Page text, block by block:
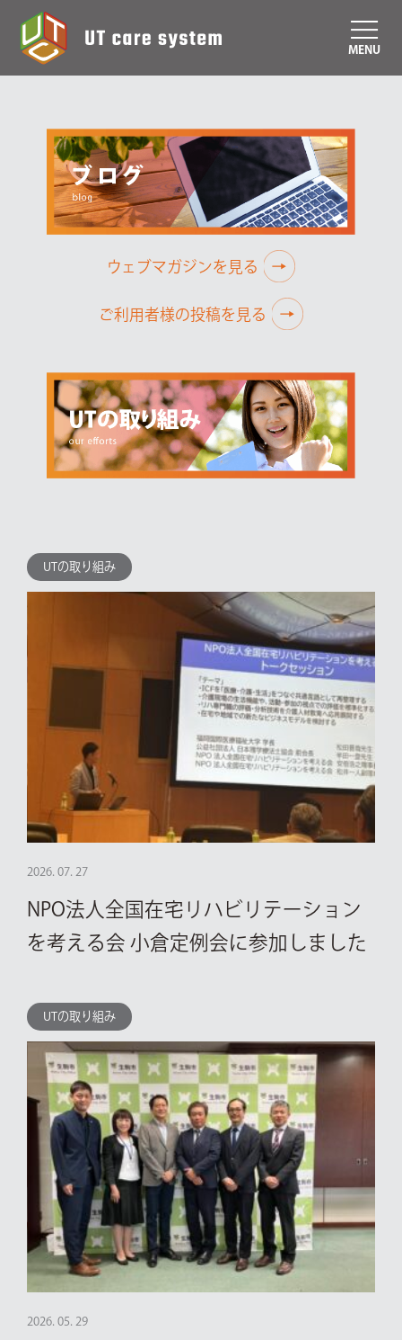
MENU
ウェブマガジンを見る
ご利用者様の投稿を見る
UTの取り組み
2026. 07. 27
NPO法人全国在宅リハビリテーション
を考える会 小倉定例会に参加しました
UTの取り組み
2026. 05. 29